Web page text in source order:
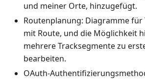
und meiner Orte, hinzugefügt.
Routenplanung: Diagramme für
mit Route, und die Möglichkeit
mehrere Tracksegmente zu
bearbeiten.
OAuth-